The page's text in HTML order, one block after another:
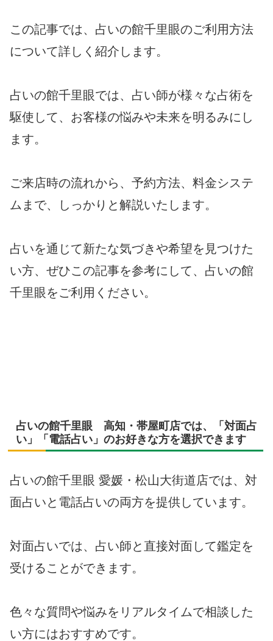
この記事では、占いの館千里眼のご利用方法
について詳しく紹介します。
占いの館千里眼では、占い師が様々な占術を
駆使して、お客様の悩みや未来を明るみにし
ます。
ご来店時の流れから、予約方法、料金システ
ムまで、しっかりと解説いたします。
占いを通じて新たな気づきや希望を見つけた
い方、ぜひこの記事を参考にして、占いの館
千里眼をご利用ください。
占いの館千里眼 高知・帯屋町店では、「対面占
い」「電話占い」のお好きな方を選択できます
占いの館千里眼 愛媛・松山大街道店では、対
面占いと電話占いの両方を提供しています。
対面占いでは、占い師と直接対面して鑑定を
受けることができます。
色々な質問や悩みをリアルタイムで相談した
い方にはおすすめです。